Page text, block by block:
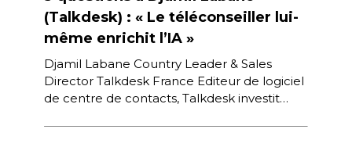
(Talkdesk) : « Le téléconseiller lui-
même enrichit l’IA »
Djamil Labane Country Leader & Sales
Director Talkdesk France Editeur de logiciel
de centre de contacts, Talkdesk investit